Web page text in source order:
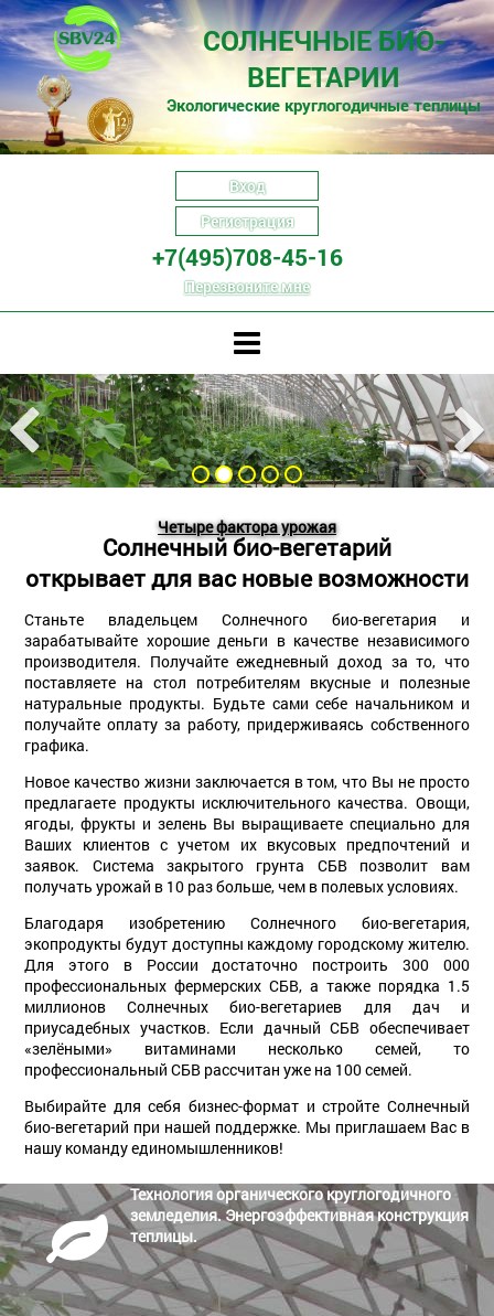
СОЛНЕЧНЫЕ БИО-
ВЕГЕТАРИИ
Экологические круглогодичные теплицы
Вход
Регистрация
+7(495)708-45-16
Перезвоните мне
Четыре фактора урожая
Солнечный био-вегетарий
открывает для вас новые возможности
Станьте владельцем Солнечного био-вегетария и
зарабатывайте хорошие деньги в качестве независимого
производителя. Получайте ежедневный доход за то, что
поставляете на стол потребителям вкусные и полезные
натуральные продукты. Будьте сами себе начальником и
получайте оплату за работу, придерживаясь собственного
графика.
Новое качество жизни заключается в том, что Вы не просто
предлагаете продукты исключительного качества. Овощи,
ягоды, фрукты и зелень Вы выращиваете специально для
Ваших клиентов с учетом их вкусовых предпочтений и
заявок. Система закрытого грунта СБВ позволит вам
получать урожай в 10 раз больше, чем в полевых условиях.
Благодаря изобретению Солнечного био-вегетария,
экопродукты будут доступны каждому городскому жителю.
Для этого в России достаточно построить 300 000
профессиональных фермерских СБВ, а также порядка 1.5
миллионов Солнечных био-вегетариев для дач и
приусадебных участков. Если дачный СБВ обеспечивает
«зелёными» витаминами несколько семей, то
профессиональный СБВ рассчитан уже на 100 семей.
Выбирайте для себя бизнес-формат и стройте Солнечный
био-вегетарий при нашей поддержке. Мы приглашаем Вас в
нашу команду единомышленников!
Технология органического круглогодичного
земледелия. Энергоэффективная конструкция
теплицы.